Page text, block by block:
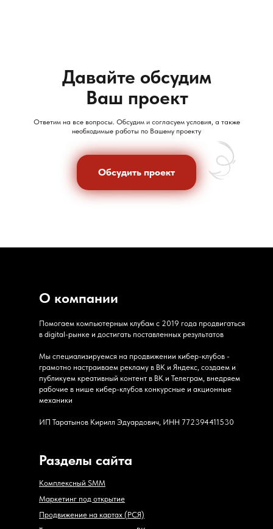
Ответим на все вопросы. Обсудим и согласуем условия, а также
необходимые работы по Вашему проекту
Давайте обсудим
Ваш проект
Обсудить проект
Обсудить проект
Комплексный SMM
Маркетинг под открытие
Продвижение на картах (РСЯ)
Разделы сайта
Помогаем компьютерным клубам с 2019 года продвигаться
в digital-рынке и достигать поставленных результатов
Мы специализируемся на продвижении кибер-клубов -
грамотно настраиваем рекламу в ВК и Яндекс, создаем и
публикуем креативный контент в ВК и Телеграм, внедряем
рабочие в нише кибер-клубов конкурсные и акционные
механики
ИП Таратынов Кирилл Эдуардович, ИНН 772394411530
О компании